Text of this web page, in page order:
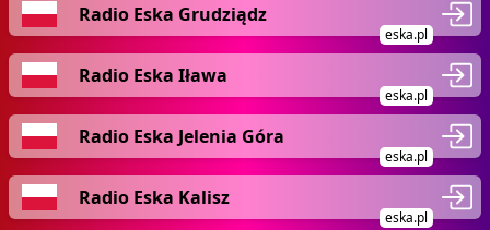
Radio Eska Grudziądz
eska.pl
Radio Eska Iława
eska.pl
Radio Eska Jelenia Góra
eska.pl
Radio Eska Kalisz
eska.pl